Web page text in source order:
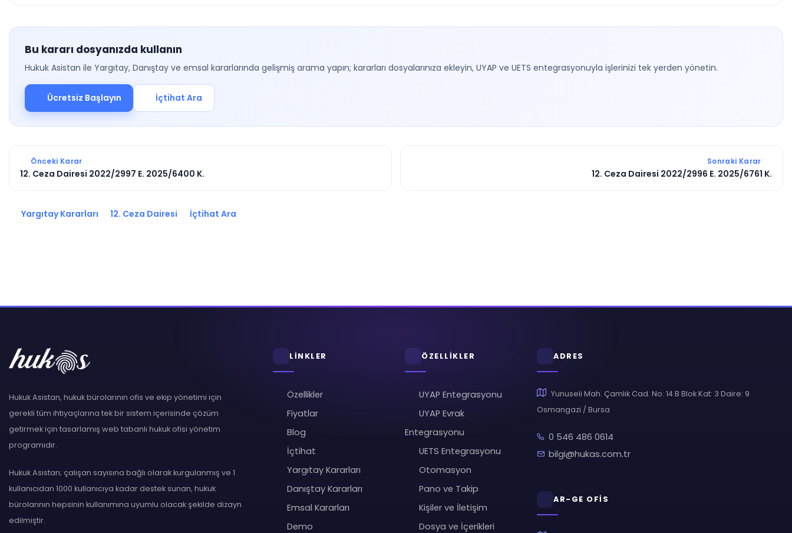
Bu kararı dosyanızda kullanın
Hukuk Asistan ile Yargıtay, Danıştay ve emsal kararlarında gelişmiş arama yapın; kararları dosyalarınıza ekleyin, UYAP ve UETS entegrasyonuyla işlerinizi tek yerden yönetin.
Ücretsiz Başlayın İçtihat Ara
Önceki Karar
12. Ceza Dairesi 2022/2997 E. 2025/6400 K.
Sonraki Karar
12. Ceza Dairesi 2022/2996 E. 2025/6761 K.
Yargıtay Kararları 12. Ceza Dairesi İçtihat Ara
Hukuk Asistan, hukuk bürolarının ofis ve ekip yönetimi için
gerekli tüm ihtiyaçlarına tek bir sistem içerisinde çözüm
getirmek için tasarlamış web tabanlı hukuk ofisi yönetim
programıdır.
Hukuk Asistan; çalışan sayısına bağlı olarak kurgulanmış ve 1
kullanıcıdan 1000 kullanıcıya kadar destek sunan, hukuk
bürolarının hepsinin kullanımına uyumlu olacak şekilde dizayn
edilmiştir.
LİNKLER
Özellikler
Fiyatlar
Blog
İçtihat
Yargıtay Kararları
Danıştay Kararları
Emsal Kararları
Demo
ÖZELLİKLER
UYAP Entegrasyonu
UYAP Evrak
Entegrasyonu
UETS Entegrasyonu
Otomasyon
Pano ve Takip
Kişiler ve İletişim
Dosya ve İçerikleri
ADRES
Yunuseli Mah. Çamlık Cad. No: 14 B Blok Kat: 3 Daire: 9
Osmangazi / Bursa
0 546 486 0614
bilgi@hukas.com.tr
AR-GE OFİS